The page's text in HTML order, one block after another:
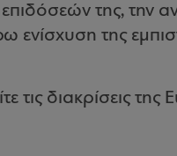
επιδόσεών της,
ενίσχυση της
τις διακρίσεις της